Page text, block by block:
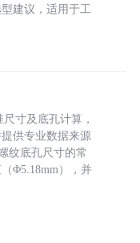
建议，适用于工
寸及底孔计算，
供专业数据来源
纹底孔尺寸的常
Φ5.18mm），并